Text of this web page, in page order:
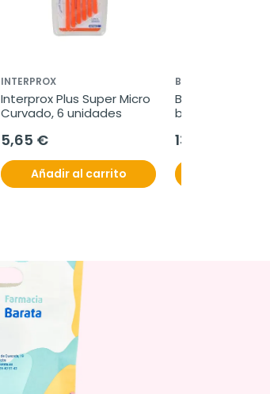
INTERPROX
Interprox Plus Super Micro
Curvado, 6 unidades
5,65 €
Añadir al carrito
BRUXICALM
Bruxicalm
bucal anti-
13,95 €